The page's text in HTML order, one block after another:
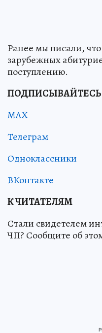
Ранее мы писали,
зарубежных
поступлению.
ПОДПИСЫВАЙТЕСЬ
MAX
Телеграм
Одноклассники
ВКонтакте
К ЧИТАТЕЛЯМ
Стали свидетелем
ЧП? Сообщите об